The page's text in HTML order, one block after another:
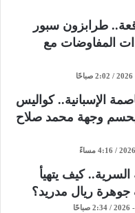
طرابزون سبور
المفاوضات مع
الإسبانية.. كواليس
وجهة محمد صلاح
كيف يتهيأ
ريال مدريد؟